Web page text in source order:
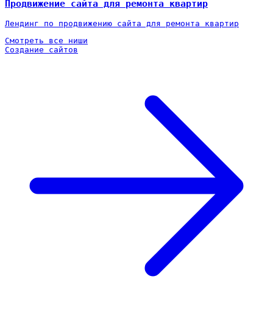
Продвижение сайта для ремонта квартир
Лендинг по продвижению сайта для ремонта квартир
Смотреть все ниши
Создание сайтов